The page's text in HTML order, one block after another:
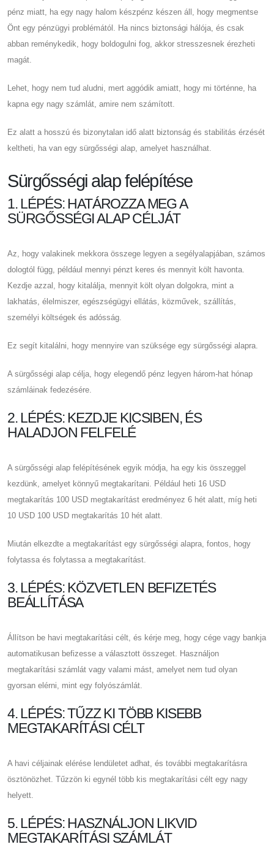
pénz miatt, ha egy nagy halom készpénz készen áll, hogy megmentse
Önt egy pénzügyi problémától. Ha nincs biztonsági hálója, és csak
abban reménykedik, hogy boldogulni fog, akkor stresszesnek érezheti
magát.
Lehet, hogy nem tud aludni, mert aggódik amiatt, hogy mi történne, ha
kapna egy nagy számlát, amire nem számított.
Ez alatt a hosszú és bizonytalan idő alatt biztonság és stabilitás érzését
keltheti, ha van egy sürgősségi alap, amelyet használhat.
Sürgősségi alap felépítése
1. LÉPÉS: HATÁROZZA MEG A
SÜRGŐSSÉGI ALAP CÉLJÁT
Az, hogy valakinek mekkora összege legyen a segélyalapjában, számos
dologtól függ, például mennyi pénzt keres és mennyit költ havonta.
Kezdje azzal, hogy kitalálja, mennyit költ olyan dolgokra, mint a
lakhatás, élelmiszer, egészségügyi ellátás, közművek, szállítás,
személyi költségek és adósság.
Ez segít kitalálni, hogy mennyire van szüksége egy sürgősségi alapra.
A sürgősségi alap célja, hogy elegendő pénz legyen három-hat hónap
számláinak fedezésére.
2. LÉPÉS: KEZDJE KICSIBEN, ÉS
HALADJON FELFELÉ
A sürgősségi alap felépítésének egyik módja, ha egy kis összeggel
kezdünk, amelyet könnyű megtakarítani. Például heti 16 USD
megtakarítás 100 USD megtakarítást eredményez 6 hét alatt, míg heti
10 USD 100 USD megtakarítás 10 hét alatt.
Miután elkezdte a megtakarítást egy sürgősségi alapra, fontos, hogy
folytassa és folytassa a megtakarítást.
3. LÉPÉS: KÖZVETLEN BEFIZETÉS
BEÁLLÍTÁSA
Állítson be havi megtakarítási célt, és kérje meg, hogy cége vagy bankja
automatikusan befizesse a választott összeget. Használjon
megtakarítási számlát vagy valami mást, amelyet nem tud olyan
gyorsan elérni, mint egy folyószámlát.
4. LÉPÉS: TŰZZ KI TÖBB KISEBB
MEGTAKARÍTÁSI CÉLT
A havi céljainak elérése lendületet adhat, és további megtakarításra
ösztönözhet. Tűzzön ki egynél több kis megtakarítási célt egy nagy
helyett.
5. LÉPÉS: HASZNÁLJON LIKVID
MEGTAKARÍTÁSI SZÁMLÁT